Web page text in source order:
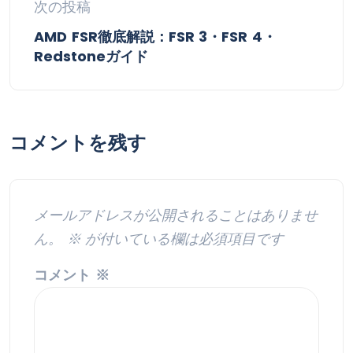
次の投稿
AMD FSR徹底解説：FSR 3・FSR 4・
Redstoneガイド
コメントを残す
メールアドレスが公開されることはありませ
ん。
※が付いている欄は必須項目です
コメント ※